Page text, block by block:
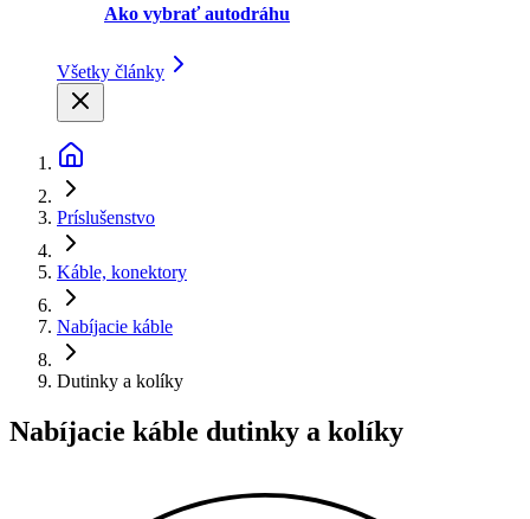
Ako vybrať autodráhu
Všetky články
Príslušenstvo
Káble, konektory
Nabíjacie káble
Dutinky a kolíky
Nabíjacie káble dutinky a kolíky